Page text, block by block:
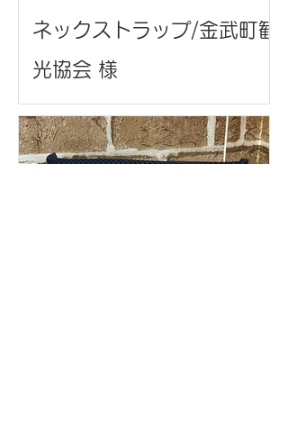
ネックストラップ/金武町観
光協会 様